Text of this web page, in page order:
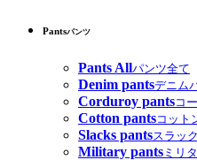
Pantsパンツ
Pants Allパンツ全て
Denim pantsデニム
Corduroy pantsコ
Cotton pantsコット
Slacks pantsスラッ
Military pants ミリ